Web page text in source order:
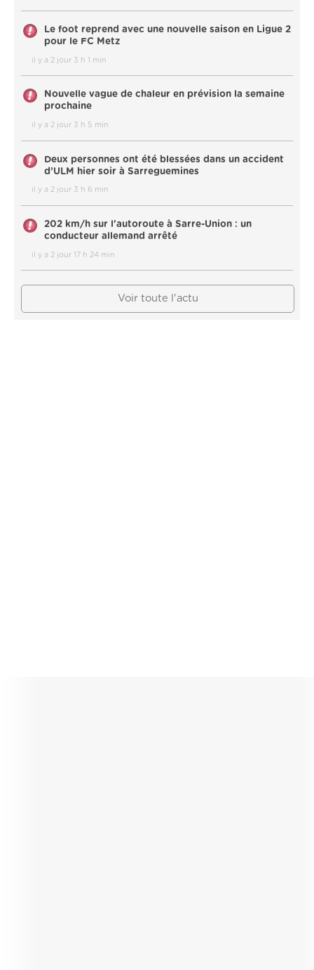
Le foot reprend avec une nouvelle saison en Ligue 2
pour le FC Metz
il y a 2 jour 3 h 1 min
Nouvelle vague de chaleur en prévision la semaine
prochaine
il y a 2 jour 3 h 5 min
Deux personnes ont été blessées dans un accident
d’ULM hier soir à Sarreguemines
il y a 2 jour 3 h 6 min
202 km/h sur l'autoroute à Sarre-Union : un
conducteur allemand arrêté
il y a 2 jour 17 h 24 min
Voir toute l'actu